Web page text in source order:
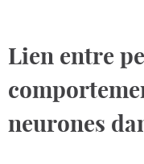
Lien entre
neurones